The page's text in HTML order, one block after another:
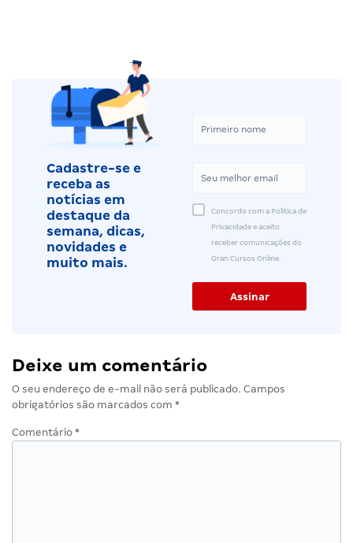
Cadastre-se e
receba as
notícias em
destaque da
semana, dicas,
novidades e
muito mais.
Concordo com a Política de
Privacidade e aceito
receber comunicações do
Gran Cursos Online.
Deixe um comentário
O seu endereço de e-mail não será publicado. Campos
obrigatórios são marcados com *
Comentário *